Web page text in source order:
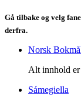
Gå tilbake og velg
derfra.
Norsk
Alt innhold
Sámegiella